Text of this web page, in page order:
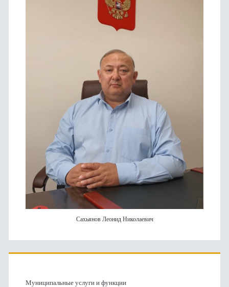
Сахьянов Леонид Николаевич
Муниципальные услуги и функции